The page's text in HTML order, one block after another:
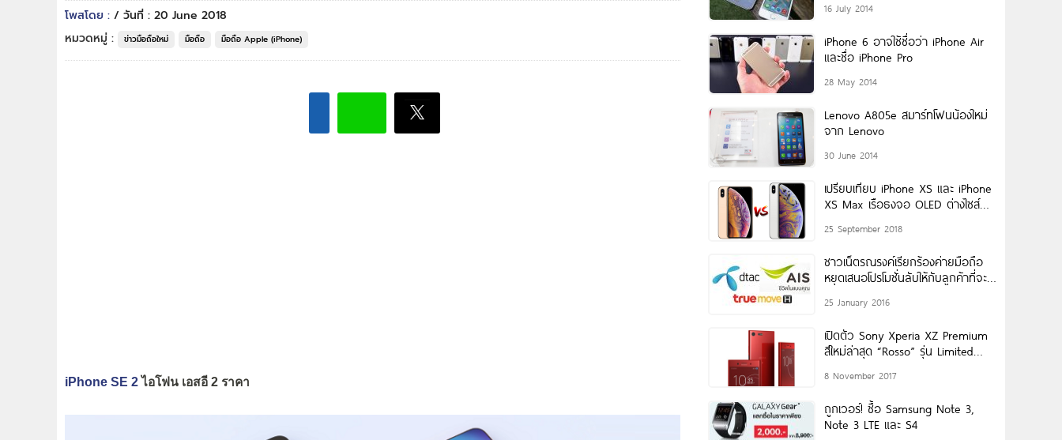
โพสโดย : / วันที่ : 20 June 2018
หมวดหมู่ :
ข่าวมือถือใหม่ มือถือ มือถือ Apple (iPhone)
iPhone SE 2ไอโฟน เอสอี 2 ราคา
16 July 2014
iPhone 6 อาจใช้ชื่อว่า iPhone Air
และชื่อ iPhone Pro
28 May 2014
Lenovo A805e สมาร์ทโฟนน้องใหม่
จาก Lenovo
30 June 2014
เปรียบเทียบ iPhone XS และ iPhone
XS Max เรือธงจอ OLED ต่างไซส์
25 September 2018
ชาวเน็ตรณรงค์เรียกร้องค่ายมือถือ
หยุดเสนอโปรโมชั่นลับให้กับลูกค้าที่จะ
เสียที!!
25 January 2016
เปิดตัว Sony Xperia XZ Premium
สีใหม่ล่าสุด “Rosso” รุ่น Limited
8 November 2017
ถูกเวอร์! ซื้อ Samsung Note 3,
Note 3 LTE และ S4